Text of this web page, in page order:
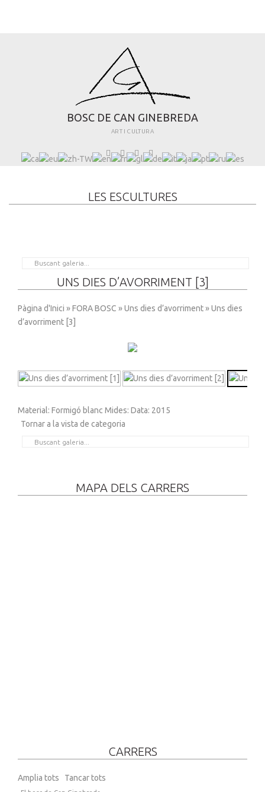
BOSC DE CAN GIN EBREDA
ART I CULTURA
LES ESCULTURES
UNS DIES D’AVORRIMENT [3]
Pàgina d'Inici »FORA BOSC »Uns dies d’avorriment» Uns dies
d’avorriment [3]
Material: Formigó blanc Mides: Data: 2015
Tornar a la vista de categoria
MAPA DELS CARRERS
CARRERS
Amplia tots Tancar tots